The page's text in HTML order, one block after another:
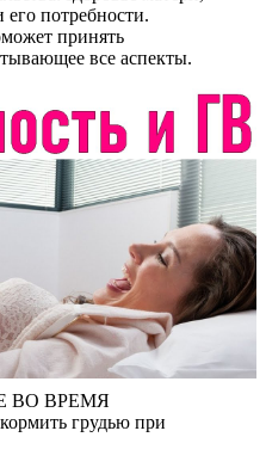
его потребности.
принять
все аспекты.
ВО ВРЕМЯ
грудью при